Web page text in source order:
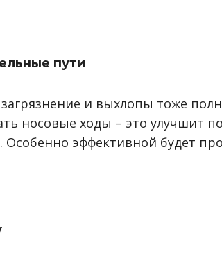
пути
и выхлопы тоже
носовые ходы – это улучшит
Особенно эффективной будет